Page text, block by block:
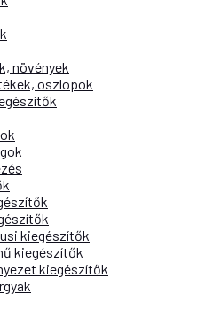
növények
oszlopok
kiegészítők
kiegészítők
kiegészítők